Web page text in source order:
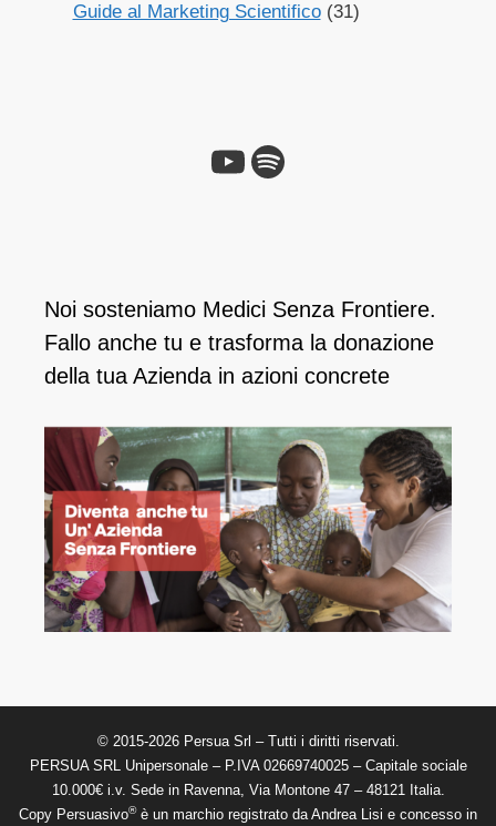
Guide al Marketing Scientifico(31)
Noi sosteniamo Medici Senza Frontiere.
Fallo anche tu e ​trasforma la donazione
della tua Azienda in azioni concrete
© 2015-2026 Persua Srl – Tutti i diritti riservati.
PERSUA SRL Unipersonale – P.IVA 02669740025 – Capitale sociale
10.000€ i.v. Sede in Ravenna, Via Montone 47 – 48121 Italia.
Copy Persuasivo®è un marchio registrato da Andrea Lisi e concesso in